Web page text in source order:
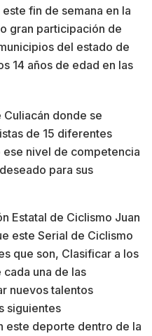
fin de semana en la
gran participación de
del estado de
14 años de edad en las
donde se
de 15 diferentes
nivel de competencia
para sus
Estatal de Ciclismo Juan
este Serial de Ciclismo
que son, Clasificar a los
una de las
nuevos talentos
siguientes
este deporte dentro de la